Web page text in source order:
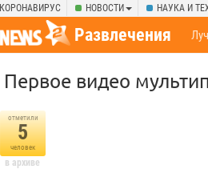
КОРОНАВИРУС НОВОСТИ НАУКА И
Развлечения
Первое видео
отметили
5
человек
в архиве